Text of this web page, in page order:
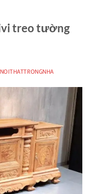
treo tường
NOITHATTRONGNHA